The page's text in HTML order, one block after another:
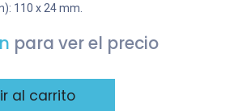
110 x 24 mm.
para ver el precio
al carrito